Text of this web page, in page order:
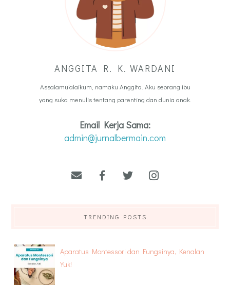
ANGGITA R. K. WARDANI
Assalamu’alaikum, namaku Anggita. Aku seorang ibu
yang suka menulis tentang parenting dan dunia anak.
Email Kerja Sama:
admin@jurnalbermain.com
TRENDING POSTS
Aparatus Montessori dan Fungsinya, Kenalan
Yuk!